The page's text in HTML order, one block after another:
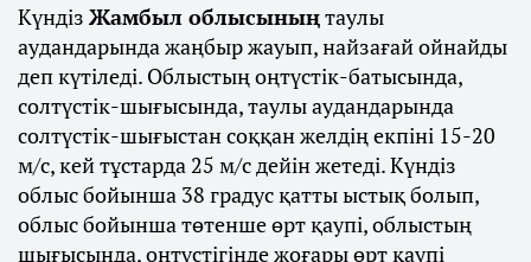
Күндіз Жамбыл облысыныңтаулы
аудандарында жаңбыр жауып, найзағай ойнайды
деп күтіледі. Облыстың оңтүстік-батысында,
солтүстік-шығысында, таулы аудандарында
солтүстік-шығыстан соққан желдің екпіні 15-20
м/с, кей тұстарда 25 м/с дейін жетеді. Күндіз
облыс бойынша 38 градус қатты ыстық болып,
облыс бойынша төтенше өрт қаупі, облыстың
шығысында, оңтүстігінде жоғары өрт қаупі